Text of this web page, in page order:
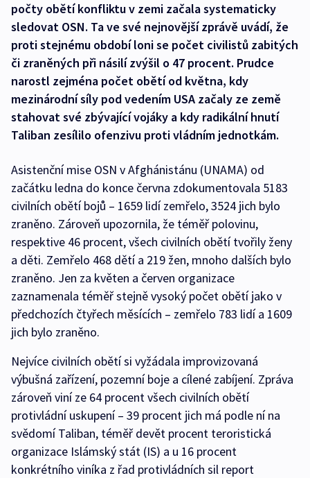
počty obětí konfliktu v zemi začala systematicky
sledovat OSN. Ta ve své nejnovější zprávě uvádí, že
proti stejnému období loni se počet civilistů zabitých
či zraněných při násilí zvýšil o 47 procent. Prudce
narostl zejména počet obětí od května, kdy
mezinárodní síly pod vedením USA začaly ze země
stahovat své zbývající vojáky a kdy radikální hnutí
Taliban zesílilo ofenzivu proti vládním jednotkám.
Asistenční mise OSN v Afghánistánu (UNAMA) od
začátku ledna do konce června zdokumentovala 5183
civilních obětí bojů – 1659 lidí zemřelo, 3524 jich bylo
zraněno. Zároveň upozornila, že téměř polovinu,
respektive 46 procent, všech civilních obětí tvořily ženy
a děti. Zemřelo 468 dětí a 219 žen, mnoho dalších bylo
zraněno. Jen za květen a červen organizace
zaznamenala téměř stejně vysoký počet obětí jako v
předchozích čtyřech měsících – zemřelo 783 lidí a 1609
jich bylo zraněno.
Nejvíce civilních obětí si vyžádala improvizovaná
výbušná zařízení, pozemní boje a cílené zabíjení. Zpráva
zároveň viní ze 64 procent všech civilních obětí
protivládní uskupení – 39 procent jich má podle ní na
svědomí Taliban, téměř devět procent teroristická
organizace Islámský stát (IS) a u 16 procent
konkrétního viníka z řad protivládních sil report